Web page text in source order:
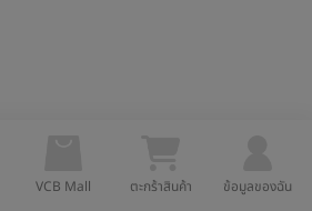
VCB Mall ตะกร้าสินค้า ข้อมูลของฉัน